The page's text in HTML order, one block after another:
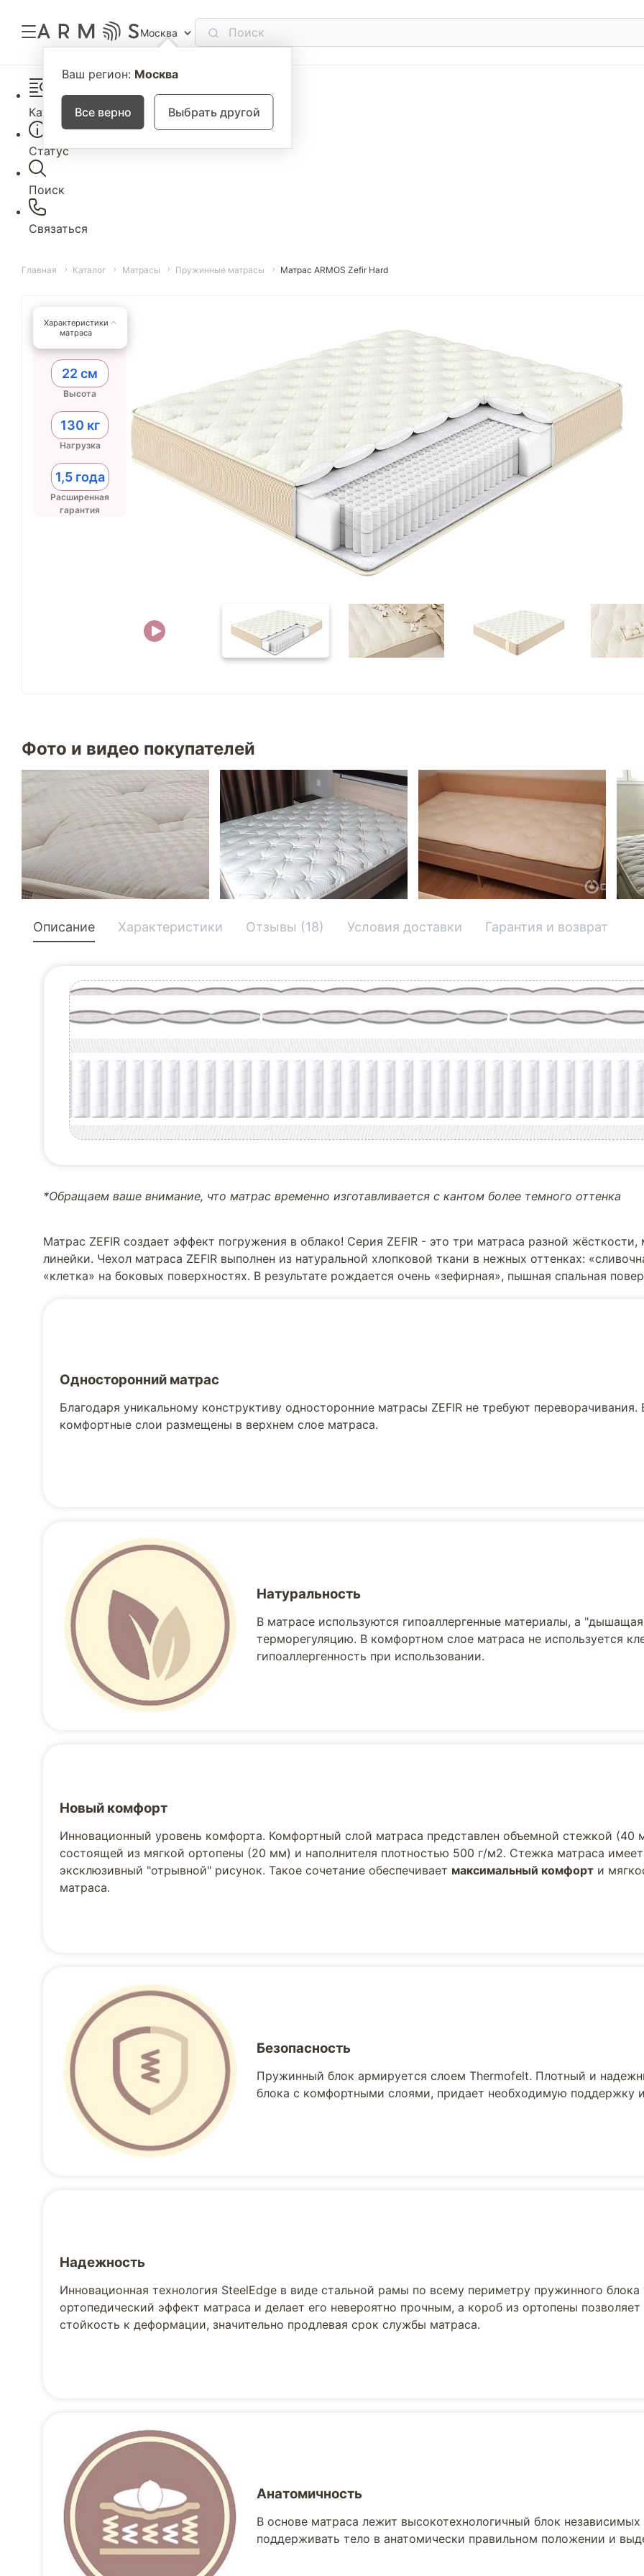
Москва
Ваш регион: Москва
Все верно Выбрать другой
Каталог
Статус
Поиск
Связаться
Главная Каталог Матрасы Пружинные матрасы Матрас ARMOS Zefir Hard
Характеристики
матраса
22 см
Высота
130 кг
Нагрузка
1,5 года
Расширенная
гарантия
Фото и видео покупателей
Описание Характеристики Отзывы (18) Условия доставки Гарантия и возврат
*Обращаем ваше внимание, что матрас временно изготавливается с кантом более темного оттенка
Матрас ZEFIR создает эффект погружения в облако! Серия ZEFIR - это три матраса разной
линейки. Чехол матраса ZEFIR выполнен из натуральной хлопковой ткани в нежных оттенках:
«клетка» на боковых поверхностях. В результате рождается очень «зефирная», пышная спальная
Односторонний матрас
Благодаря уникальному конструктиву односторонние матрасы ZEFIR не требуют переворачивания.
комфортные слои размещены в верхнем слое матраса.
Натуральность
В матрасе используются гипоаллергенные материалы, а
терморегуляцию. В комфортном слое матраса не используется
гипоаллергенность при использовании.
Новый комфорт
Инновационный уровень комфорта. Комфортный слой матраса представлен объемной стежкой (40
состоящей из мягкой ортопены (20 мм) и наполнителя плотностью 500 г/м2. Стежка матраса имеет
эксклюзивный "отрывной" рисунок. Такое сочетание обеспечивает максимальный комфорт и
матраса.
Безопасность
Пружинный блок армируется слоем Thermofelt. Плотный и
блока с комфортными слоями, придает необходимую поддержку
Надежность
Инновационная технология SteelEdge в виде стальной рамы по всему периметру пружинного блока
ортопедический эффект матраса и делает его невероятно прочным, а короб из ортопены позволяет
стойкость к деформации, значительно продлевая срок службы матраса.
Анатомичность
В основе матраса лежит высокотехнологичный блок
поддерживать тело в анатомически правильном положении и